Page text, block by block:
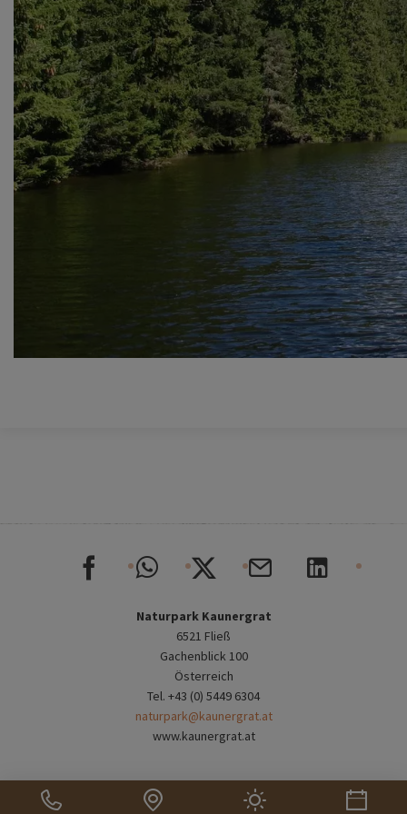
Naturpark Kaunergrat
6521 Fließ
Gachenblick 100
Österreich
Tel. +43 (0) 5449 6304
naturpark@kaunergrat.at
www.kaunergrat.at